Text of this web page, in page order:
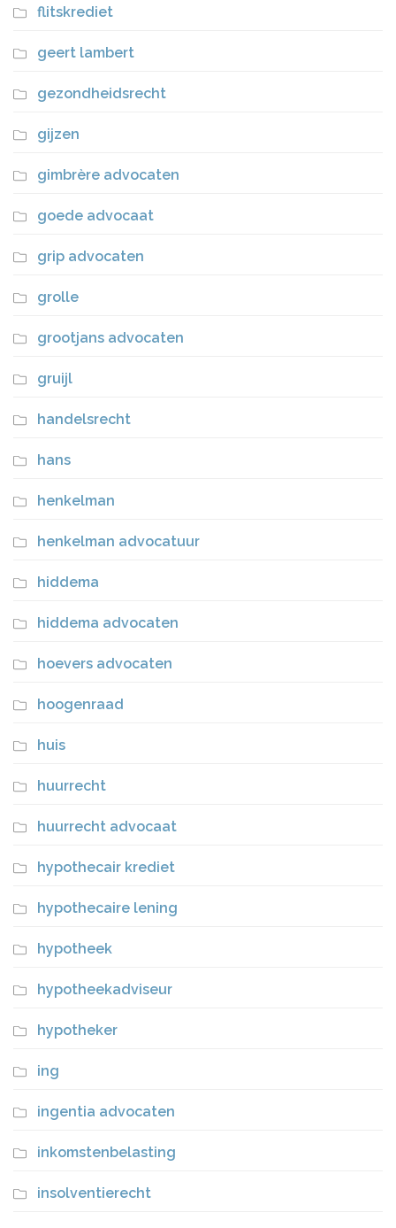
flitskrediet
geert lambert
gezondheidsrecht
gijzen
gimbrère advocaten
goede advocaat
grip advocaten
grolle
grootjans advocaten
gruijl
handelsrecht
hans
henkelman
henkelman advocatuur
hiddema
hiddema advocaten
hoevers advocaten
hoogenraad
huis
huurrecht
huurrecht advocaat
hypothecair krediet
hypothecaire lening
hypotheek
hypotheekadviseur
hypotheker
ing
ingentia advocaten
inkomstenbelasting
insolventierecht